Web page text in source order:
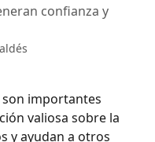
confianza y
son importantes
valiosa sobre la
y ayudan a otros